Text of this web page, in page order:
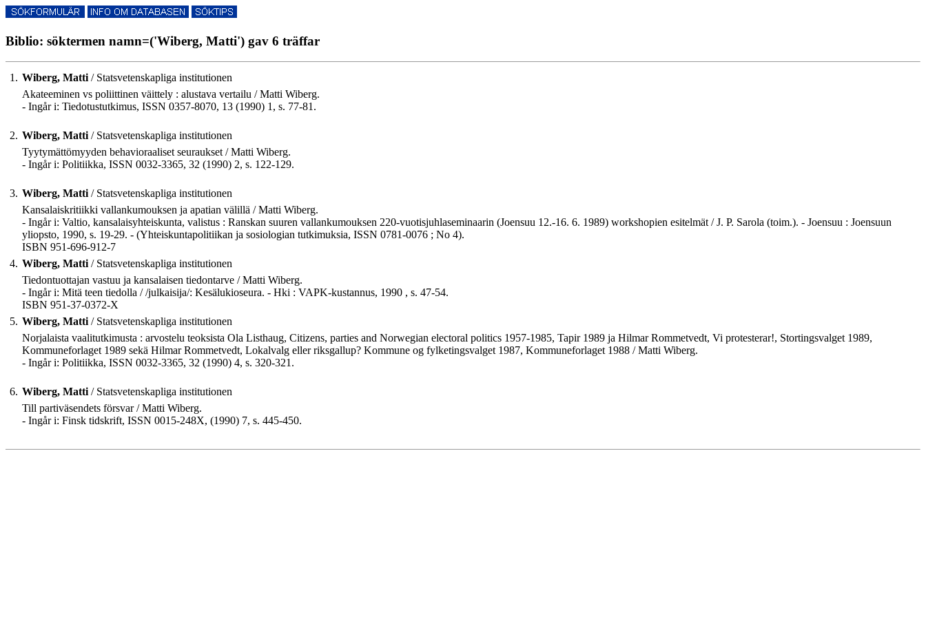
Biblio: söktermen namn=('Wiberg, Matti') gav 6 träffar
1. Wiberg, Matti/ Statsvetenskapliga institutionen
Akateeminen vs poliittinen väittely : alustava vertailu / Matti Wiberg.
- Ingår i: Tiedotustutkimus, ISSN 0357-8070, 13 (1990) 1, s. 77-81.
2. Wiberg, Matti/ Statsvetenskapliga institutionen
Tyytymättömyyden behavioraaliset seuraukset / Matti Wiberg.
- Ingår i: Politiikka, ISSN 0032-3365, 32 (1990) 2, s. 122-129.
3. Wiberg, Matti/ Statsvetenskapliga institutionen
Kansalaiskritiikki vallankumouksen ja apatian välillä / Matti Wiberg.
- Ingår i: Valtio, kansalaisyhteiskunta, valistus : Ranskan suuren vallankumouksen 220-vuotisjuhlaseminaarin (Joensuu 12.-16. 6. 1989) workshopien esitelmät / J. P. Sarola (toim.). - Joensuu : Joensuun
yliopsto, 1990, s. 19-29. - (Yhteiskuntapolitiikan ja sosiologian tutkimuksia, ISSN 0781-0076 ; No 4).
ISBN 951-696-912-7
4. Wiberg, Matti/ Statsvetenskapliga institutionen
Tiedontuottajan vastuu ja kansalaisen tiedontarve / Matti Wiberg.
- Ingår i: Mitä teen tiedolla / /julkaisija/: Kesälukioseura. - Hki : VAPK-kustannus, 1990 , s. 47-54.
ISBN 951-37-0372-X
5. Wiberg, Matti/ Statsvetenskapliga institutionen
Norjalaista vaalitutkimusta : arvostelu teoksista Ola Listhaug, Citizens, parties and Norwegian electoral politics 1957-1985, Tapir 1989 ja Hilmar Rommetvedt, Vi protesterar!, Stortingsvalget 1989,
Kommuneforlaget 1989 sekä Hilmar Rommetvedt, Lokalvalg eller riksgallup? Kommune og fylketingsvalget 1987, Kommuneforlaget 1988 / Matti Wiberg.
- Ingår i: Politiikka, ISSN 0032-3365, 32 (1990) 4, s. 320-321.
6. Wiberg, Matti/ Statsvetenskapliga institutionen
Till partiväsendets försvar / Matti Wiberg.
- Ingår i: Finsk tidskrift, ISSN 0015-248X, (1990) 7, s. 445-450.